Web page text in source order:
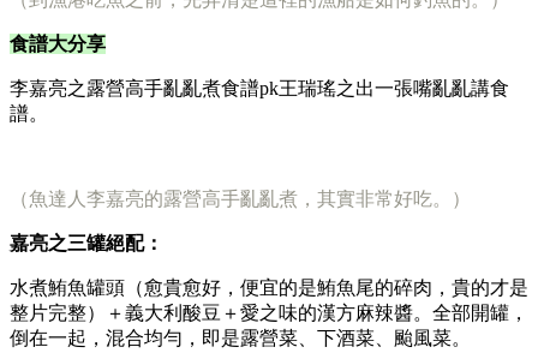
食譜大分享
李嘉亮之露營高手亂亂煮食譜pk王瑞瑤之出一張嘴亂亂講食
譜。
（魚達人李嘉亮的露營高手亂亂煮，其實非常好吃。）
嘉亮之三罐絕配：
水煮鮪魚罐頭（愈貴愈好，便宜的是鮪魚尾的碎肉，貴的才是
整片完整）＋義大利酸豆＋愛之味的漢方麻辣醬。全部開罐，
倒在一起，混合均勻，即是露營菜、下酒菜、颱風菜。